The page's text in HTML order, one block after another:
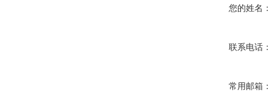
您的姓名：
联系电话：
常用邮箱：